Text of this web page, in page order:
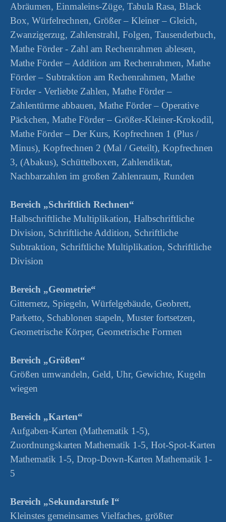
Abräumen, Einmaleins-Züge, Tabula Rasa, Black
Box, Würfelrechnen, Größer – Kleiner – Gleich,
Zwanzigerzug, Zahlenstrahl, Folgen, Tausenderbuch,
Mathe Förder - Zahl am Rechenrahmen ablesen,
Mathe Förder – Addition am Rechenrahmen, Mathe
Förder – Subtraktion am Rechenrahmen, Mathe
Förder - Verliebte Zahlen, Mathe Förder –
Zahlentürme abbauen, Mathe Förder – Operative
Päckchen, Mathe Förder – Größer-Kleiner-Krokodil,
Mathe Förder – Der Kurs, Kopfrechnen 1 (Plus /
Minus), Kopfrechnen 2 (Mal / Geteilt), Kopfrechnen
3, (Abakus), Schüttelboxen, Zahlendiktat,
Nachbarzahlen im großen Zahlenraum, Runden
Bereich „Schriftlich Rechnen“
Halbschriftliche Multiplikation, Halbschriftliche
Division, Schriftliche Addition, Schriftliche
Subtraktion, Schriftliche Multiplikation, Schriftliche
Division
Bereich „Geometrie“
Gitternetz, Spiegeln, Würfelgebäude, Geobrett,
Parketto, Schablonen stapeln, Muster fortsetzen,
Geometrische Körper, Geometrische Formen
Bereich „Größen“
Größen umwandeln, Geld, Uhr, Gewichte, Kugeln
wiegen
Bereich „Karten“
Aufgaben-Karten (Mathematik 1-5),
Zuordnungskarten Mathematik 1-5, Hot-Spot-Karten
Mathematik 1-5, Drop-Down-Karten Mathematik 1-
5
Bereich „Sekundarstufe I“
Kleinstes gemeinsames Vielfaches, größter